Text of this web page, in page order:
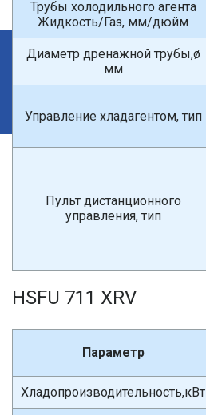
Введите поисковый запрос
Трубы холодильного агента
Жидкость/Газ, мм/дюйм
Диаметр дренажной трубы,ø
мм
Управление хладагентом, тип
Пульт дистанционного
управления, тип
HSFU 711 XRV
Параметр
Хладопроизводительность,кВт